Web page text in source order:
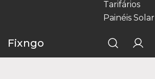
Tarifários
Painéis Solar
Fixngo